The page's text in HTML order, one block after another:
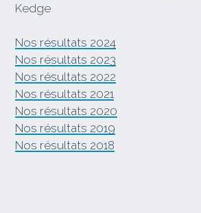
Kedge
Nos résultats 2024
Nos résultats 2023
Nos résultats 2022
Nos résultats 2021
Nos résultats 2020
Nos résultats 2019
Nos résultats 2018